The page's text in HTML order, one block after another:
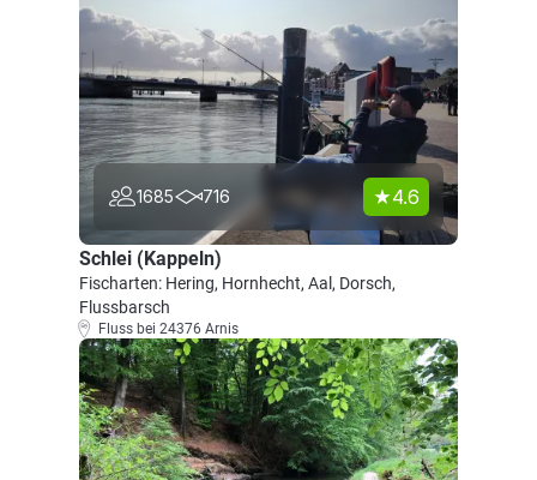
1685 716 4.6
Schlei (Kappeln)
Fischarten: Hering, Hornhecht, Aal, Dorsch,
Flussbarsch
Fluss bei 24376 Arnis